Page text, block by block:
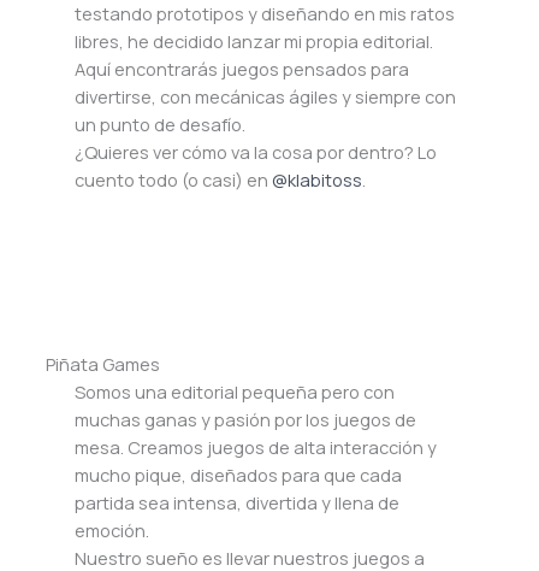
testando prototipos y diseñando en mis ratos
libres, he decidido lanzar mi propia editorial.
Aquí encontrarás juegos pensados para
divertirse, con mecánicas ágiles y siempre con
un punto de desafío.
¿Quieres ver cómo va la cosa por dentro? Lo
cuento todo (o casi) en@klabitoss.
Piñata Games
Somos una editorial pequeña pero con
muchas ganas y pasión por los juegos de
mesa. Creamos juegos de alta interacción y
mucho pique, diseñados para que cada
partida sea intensa, divertida y llena de
emoción.
Nuestro sueño es llevar nuestros juegos a